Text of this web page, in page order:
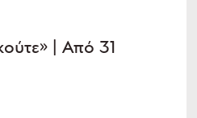
| Από 31